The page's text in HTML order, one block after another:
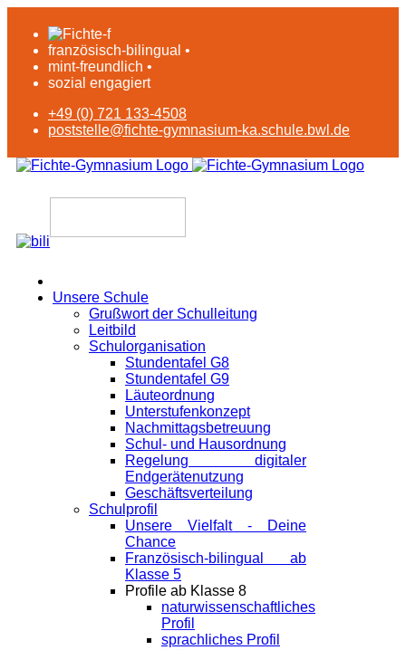
französisch-bilingual •
mint-freundlich •
sozial engagiert
+49 (0) 721 133-4508
poststelle@fichte-gymnasium-ka.schule.bwl.de
Unsere Schule
Grußwort der Schulleitung
Leitbild
Schulorganisation
Stundentafel G8
Stundentafel G9
Läuteordnung
Unterstufenkonzept
Nachmittagsbetreuung
Schul- und Hausordnung
Regelung digitaler
Endgeräte­nutzung
Geschäftsverteilung
Schulprofil
Unsere Vielfalt - Deine
Chance
Französisch-bilingual ab
Klasse 5
Profile ab Klasse 8
naturwissenschaftliches
Profil
sprachliches Profil